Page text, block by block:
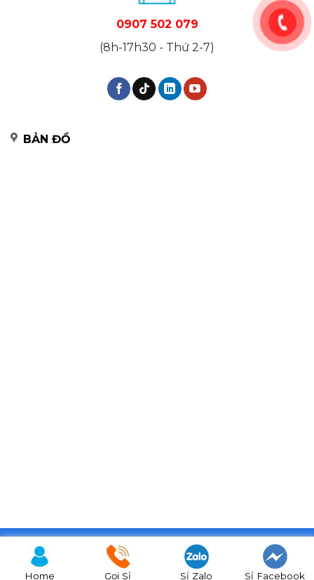
0907 502 079
(8h-17h30 - Thứ 2-7)
BẢN ĐỒ
Copyright 2026 © BiTi Food
Home Gọi Sỉ Sỉ Zalo Sỉ Facebook